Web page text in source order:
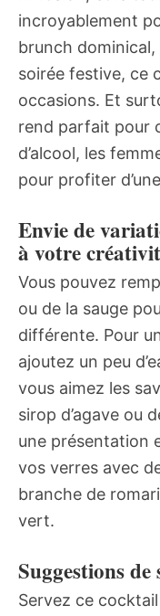
incroyablement
brunch
soirée festive, ce
occasions. Et
rend parfait pour
d’alcool, les
pour profiter
Envie de
à votre
Vous pouvez
ou de la sauge
différente. Pour
ajoutez un peu
vous aimez les
sirop d’agave ou
une présentation
vos verres avec
branche de
vert.
Suggestions de
Servez ce